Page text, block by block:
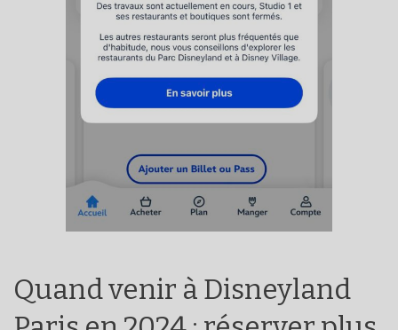
Quand venir à Disneyland